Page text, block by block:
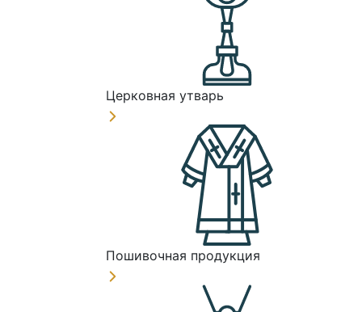
Церковная утварь
Пошивочная продукция